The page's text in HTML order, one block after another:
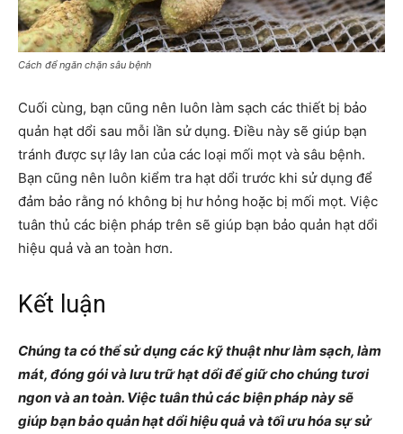
Cách để ngăn chặn sâu bệnh
Cuối cùng, bạn cũng nên luôn làm sạch các thiết bị bảo
quản hạt dổi sau mỗi lần sử dụng. Điều này sẽ giúp bạn
tránh được sự lây lan của các loại mối mọt và sâu bệnh.
Bạn cũng nên luôn kiểm tra hạt dổi trước khi sử dụng để
đảm bảo rằng nó không bị hư hỏng hoặc bị mối mọt. Việc
tuân thủ các biện pháp trên sẽ giúp bạn bảo quản hạt dổi
hiệu quả và an toàn hơn.
Kết luận
Chúng ta có thể sử dụng các kỹ thuật như làm sạch, làm
mát, đóng gói và lưu trữ hạt dổi để giữ cho chúng tươi
ngon và an toàn. Việc tuân thủ các biện pháp này sẽ
giúp bạn bảo quản hạt dổi hiệu quả và tối ưu hóa sự sử